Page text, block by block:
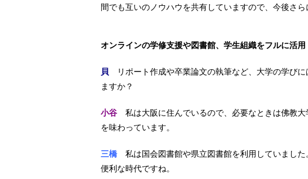
間でも互いのノウハウを共有していますので、今後さ
オンラインの学修支援や図書館、学生組織をフルに活用
貝 リポート作成や卒業論文の執筆など、大学の学び
ますか？
小谷 私は大阪に住んでいるので、必要なときは佛教
を味わっています。
三橋 私は国会図書館や県立図書館を利用していました
便利な時代ですね。